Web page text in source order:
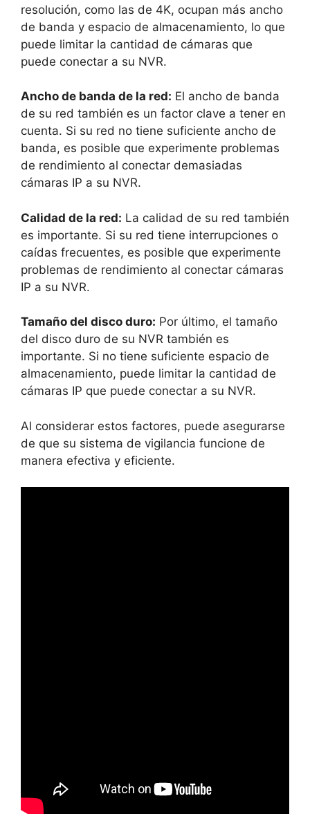
resolución, como las de 4K, ocupan más ancho
de banda y espacio de almacenamiento, lo que
puede limitar la cantidad de cámaras que
puede conectar a su NVR.
Ancho de banda de la red: El ancho de banda
de su red también es un factor clave a tener en
cuenta. Si su red no tiene suficiente ancho de
banda, es posible que experimente problemas
de rendimiento al conectar demasiadas
cámaras IP a su NVR.
Calidad de la red: La calidad de su red también
es importante. Si su red tiene interrupciones o
caídas frecuentes, es posible que experimente
problemas de rendimiento al conectar cámaras
IP a su NVR.
Tamaño del disco duro: Por último, el tamaño
del disco duro de su NVR también es
importante. Si no tiene suficiente espacio de
almacenamiento, puede limitar la cantidad de
cámaras IP que puede conectar a su NVR.
Al considerar estos factores, puede asegurarse
de que su sistema de vigilancia funcione de
manera efectiva y eficiente.